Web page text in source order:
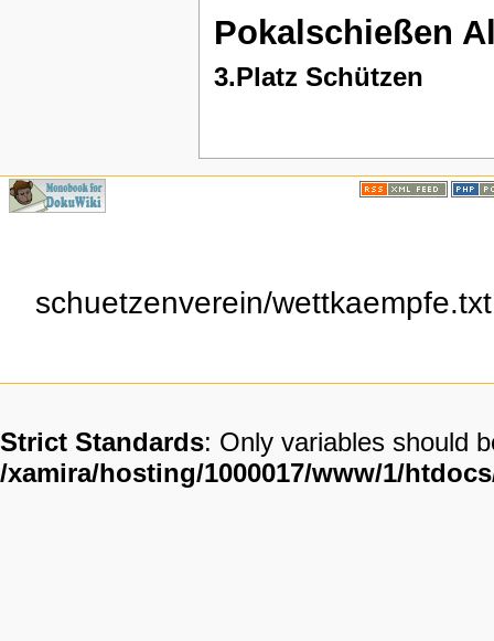
Pokalschießen
3.Platz Schützen
schuetzenverein/
Strict Standards: Only variables should
/xamira/hosting/1000017/www/1/